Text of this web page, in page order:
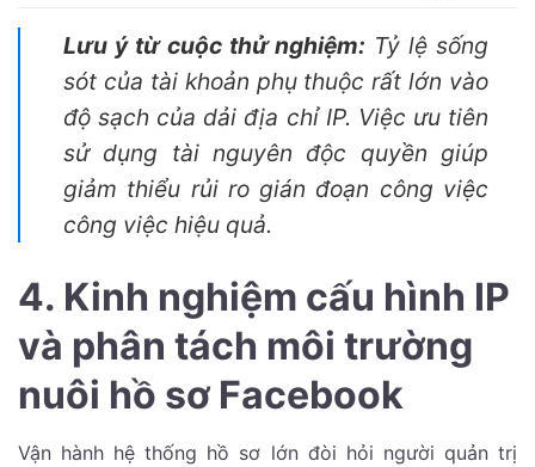
Lưu ý từ cuộc thử nghiệm: Tỷ lệ sống
sót của tài khoản phụ thuộc rất lớn vào
độ sạch của dải địa chỉ IP. Việc ưu tiên
sử dụng tài nguyên độc quyền giúp
giảm thiểu rủi ro gián đoạn công việc
công việc hiệu quả.
4. Kinh nghiệm cấu hình IP
và phân tách môi trường
nuôi hồ sơ Facebook
Vận hành hệ thống hồ sơ lớn đòi hỏi người quản trị